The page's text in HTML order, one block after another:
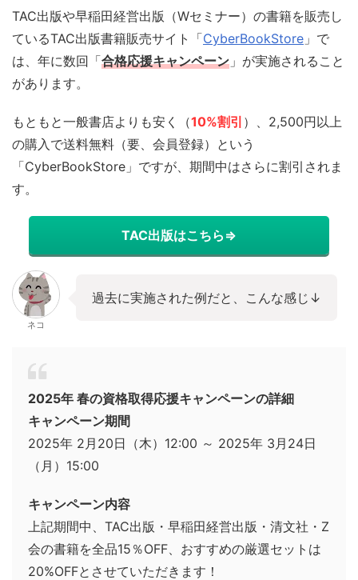
TAC出版や早稲田経営出版（Wセミナー）の書籍を販売し
ているTAC出版書籍販売サイト「CyberBookStore 」で
は、年に数回「合格応援キャンペーン 」が実施されること
があります。
もともと一般書店よりも安く（10%割引 ）、2,500円以上
の購入で送料無料（要、会員登録）という
「CyberBookStore」ですが、期間中はさらに割引されま
す。
TAC出版はこちら⇒
ネコ
過去に実施された例だと、こんな感じ↓
2025年 春の資格取得応援キャンペーンの詳細
キャンペーン期間
2025年 2月20日（木）12:00 ～ 2025年 3月24日
（月）15:00
キャンペーン内容
上記期間中、TAC出版・早稲田経営出版・清文社・Z
会の書籍を全品15％OFF、おすすめの厳選セットは
20%OFFとさせていただきます！